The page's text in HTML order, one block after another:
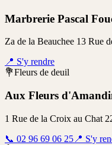
Marbrerie Pascal
Za de la Beauchee 13 Rue
📍 S'y rendre
💐Fleurs de deuil
Aux Fleurs
1 Rue de la Croix au Chat
📞 02 96 69 06 25 📍 S'y